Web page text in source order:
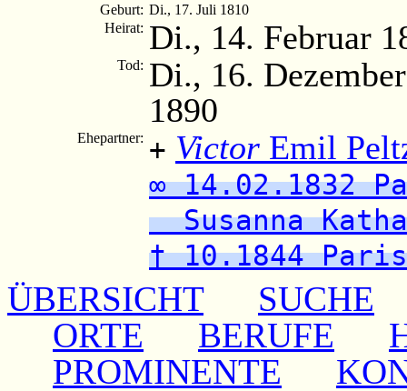
Geburt: Di., 17. Juli 1810
Heirat: Di., 14. Februar
Tod: Di., 16. Dezember
1890
Ehepartner: + Victor Emil
∞ 14.02.1832
Susanna
† 10.1844
ÜBERSICHT
SUCHE
ORTE
BERUFE
PROMINENTE